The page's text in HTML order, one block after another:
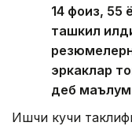
14 фоиз, 55
ташкил
эркаклар
деб маълум
Ишчи кучи